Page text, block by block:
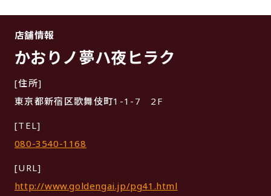
店舗情報
かおりノ夢ハ夜ヒラク
[住所]
東京都新宿区歌舞伎町1-1-7 2F
[TEL]
080-3540-1168
[URL]
http://www.goldengai.jp/pg41.html